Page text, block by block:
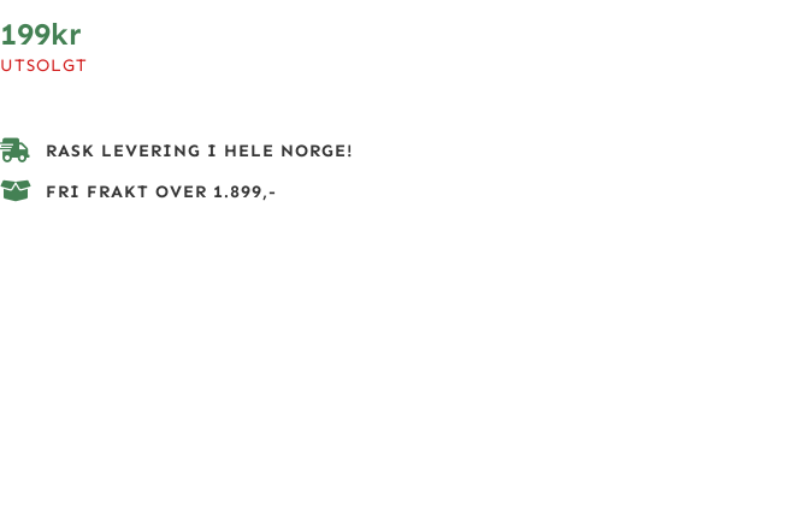
199kr
UTSOLGT
RASK LEVERING I HELE NORGE!
FRI FRAKT OVER 1.899,-